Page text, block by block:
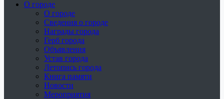
О городе
О городе
Сведения о городе
Награды города
Герб города
Объявления
Устав города
Летопись города
Книга памяти
Новости
Мероприятия